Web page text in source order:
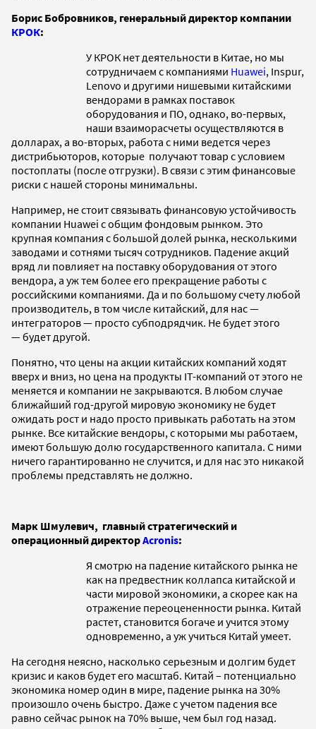
Борис Бобровников, генеральный директор компании
КРОК:
У КРОК нет деятельности в Китае, но мы
сотрудничаем с компаниями Huawei, Inspur,
Lenovo и другими нишевыми китайскими
вендорами в рамках поставок
оборудования и ПО, однако, во-первых,
наши взаиморасчеты осуществляются в
долларах, а во-вторых, работа с ними ведется через
дистрибьюторов, которые получают товар с условием
постоплаты (после отгрузки). В связи с этим финансовые
риски с нашей стороны минимальны.
Например, не стоит связывать финансовую устойчивость
компании Huawei с общим фондовым рынком. Это
крупная компания с большой долей рынка, несколькими
заводами и сотнями тысяч сотрудников. Падение акций
вряд ли повлияет на поставку оборудования от этого
вендора, а уж тем более его прекращение работы с
российскими компаниями. Да и по большому счету любой
производитель, в том числе китайский, для нас —
интеграторов — просто субподрядчик. Не будет этого
— будет другой.
Понятно, что цены на акции китайских компаний ходят
вверх и вниз, но цена на продукты IT-компаний от этого не
меняется и компании не закрываются. В любом случае
ближайший год-другой мировую экономику не будет
ожидать рост и надо просто привыкать работать на этом
рынке. Все китайские вендоры, с которыми мы работаем,
имеют большую долю государственного капитала. С ними
ничего гарантированно не случится, и для нас это никакой
проблемы представлять не должно.
Марк Шмулевич, главный стратегический и
операционный директорAcronis:
Я смотрю на падение китайского рынка не
как на предвестник коллапса китайской и
части мировой экономики, а скорее как на
отражение переоцененности рынка. Китай
растет, становится богаче и учится этому
одновременно, а уж учиться Китай умеет.
На сегодня неясно, насколько серьезным и долгим будет
кризис и каков будет его масштаб. Китай – потенциально
экономика номер один в мире, падение рынка на 30%
произошло очень быстро. Даже с учетом падения все
равно сейчас рынок на 70% выше, чем был год назад.